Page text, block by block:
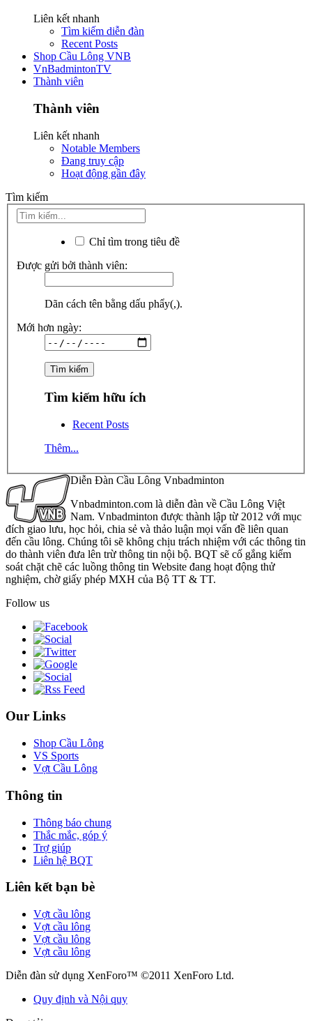
Liên kết nhanh
Tìm kiếm diễn đàn
Recent Posts
Shop Cầu Lông VNB
VnBadmintonTV
Thành viên
Thành viên
Liên kết nhanh
Notable Members
Đang truy cập
Hoạt động gần đây
Tìm kiếm
Chỉ tìm trong tiêu đề
Được gửi bởi thành viên:
Dãn cách tên bằng dấu phẩy(,).
Mới hơn ngày:
Tìm kiếm hữu ích
Recent Posts
Thêm...
Diễn Đàn Cầu Lông Vnbadminton
Vnbadminton.com là diễn đàn về Cầu Lông Việt
Nam. Vnbadminton được thành lập từ 2012 với mục
đích giao lưu, học hỏi, chia sẻ và thảo luận mọi vấn đề liên quan
đến cầu lông. Chúng tôi sẽ không chịu trách nhiệm với các thông tin
do thành viên đưa lên trừ thông tin nội bộ. BQT sẽ cố gắng kiểm
soát chặt chẽ các luồng thông tin Website đang hoạt động thử
nghiệm, chờ giấy phép MXH của Bộ TT & TT.
Follow us
Our Links
Shop Cầu Lông
VS Sports
Vợt Cầu Lông
Thông tin
Thông báo chung
Thắc mắc, góp ý
Trợ giúp
Liên hệ BQT
Liên kết bạn bè
Vợt cầu lông
Vợt cầu lông
Vợt cầu lông
Vợt cầu lông
Diễn đàn sử dụng XenForo™ ©2011 XenForo Ltd.
Quy định và Nội quy